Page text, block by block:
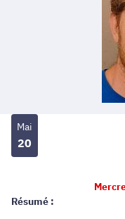
Mai
20
Résumé :